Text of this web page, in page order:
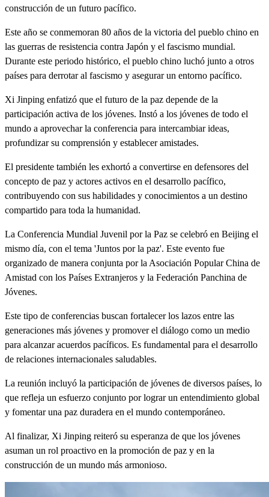
construcción de un futuro pacífico.
Este año se conmemoran 80 años de la victoria del pueblo chino en
las guerras de resistencia contra Japón y el fascismo mundial.
Durante este periodo histórico, el pueblo chino luchó junto a otros
países para derrotar al fascismo y asegurar un entorno pacífico.
Xi Jinping enfatizó que el futuro de la paz depende de la
participación activa de los jóvenes. Instó a los jóvenes de todo el
mundo a aprovechar la conferencia para intercambiar ideas,
profundizar su comprensión y establecer amistades.
El presidente también les exhortó a convertirse en defensores del
concepto de paz y actores activos en el desarrollo pacífico,
contribuyendo con sus habilidades y conocimientos a un destino
compartido para toda la humanidad.
La Conferencia Mundial Juvenil por la Paz se celebró en Beijing el
mismo día, con el tema 'Juntos por la paz'. Este evento fue
organizado de manera conjunta por la Asociación Popular China de
Amistad con los Países Extranjeros y la Federación Panchina de
Jóvenes.
Este tipo de conferencias buscan fortalecer los lazos entre las
generaciones más jóvenes y promover el diálogo como un medio
para alcanzar acuerdos pacíficos. Es fundamental para el desarrollo
de relaciones internacionales saludables.
La reunión incluyó la participación de jóvenes de diversos países, lo
que refleja un esfuerzo conjunto por lograr un entendimiento global
y fomentar una paz duradera en el mundo contemporáneo.
Al finalizar, Xi Jinping reiteró su esperanza de que los jóvenes
asuman un rol proactivo en la promoción de paz y en la
construcción de un mundo más armonioso.